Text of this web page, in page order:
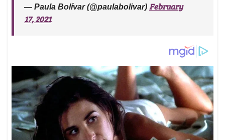
— Paula Bolívar (@paulabolivar) February
17, 2021